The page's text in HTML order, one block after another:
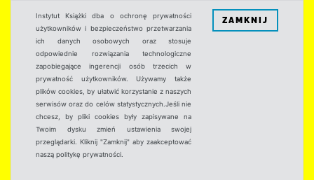
Instytut Książki dba o ochronę prywatności
użytkowników i bezpieczeństwo przetwarzania
ich danych osobowych oraz stosuje
odpowiednie rozwiązania technologiczne
zapobiegające ingerencji osób trzecich w
prywatność użytkowników. Używamy także
plików cookies, by ułatwić korzystanie z naszych
serwisów oraz do celów statystycznych.Jeśli nie
chcesz, by pliki cookies były zapisywane na
Twoim dysku zmień ustawienia swojej
przeglądarki. Kliknij "Zamknij" aby zaakceptować
naszą politykę prywatności.
ZAMKNIJ